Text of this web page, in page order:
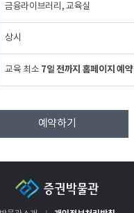
금융라이브러리, 교육실
상시
교육 최소 7일 전까지 홈페이지 예약
예약하기